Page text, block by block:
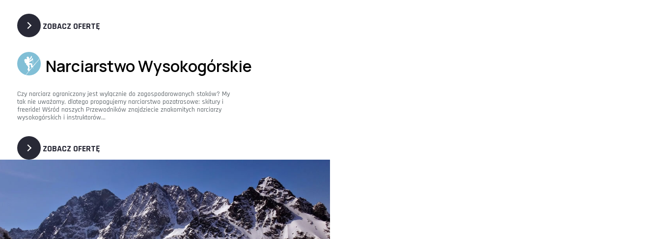
ZOBACZ OFERTĘ
Narciarstwo Wysokogórskie
Czy narciarz ograniczony jest wylącznie do zagospodarowanych stoków? My
tak nie uważamy, dlatego propagujemy narciarstwo pozatrasowe: skitury i
freeride! Wśród naszych Przewodników znajdziecie znakomitych narciarzy
wysokogórskich i instruktorów...
ZOBACZ OFERTĘ